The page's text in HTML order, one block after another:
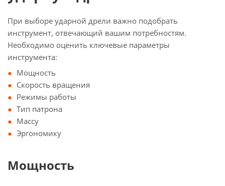
При выборе ударной дрели важно подобрать
инструмент, отвечающий вашим потребностям.
Необходимо оценить ключевые параметры
инструмента:
Мощность
Скорость вращения
Режимы работы
Тип патрона
Массу
Эргономику
Мощность